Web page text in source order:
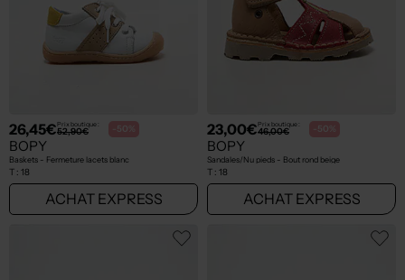
26,45€Prix boutique :
52,90€ -50%
BOPY
Baskets - Fermeture lacets blanc
T : 18
ACHAT EXPRESS
23,00€Prix boutique :
46,00€ -50%
BOPY
Sandales/Nu pieds - Bout rond beige
T : 18
ACHAT EXPRESS